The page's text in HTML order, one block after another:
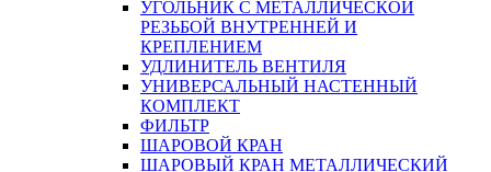
УГОЛЬНИК С МЕТАЛЛИЧЕСКОЙ
РЕЗЬБОЙ ВНУТРЕННЕЙ И
КРЕПЛЕНИЕМ
УДЛИНИТЕЛЬ ВЕНТИЛЯ
УНИВЕРСАЛЬНЫЙ НАСТЕННЫЙ
КОМПЛЕКТ
ФИЛЬТР
ШАРОВОЙ КРАН
ШАРОВЫЙ КРАН МЕТАЛЛИЧЕСКИЙ